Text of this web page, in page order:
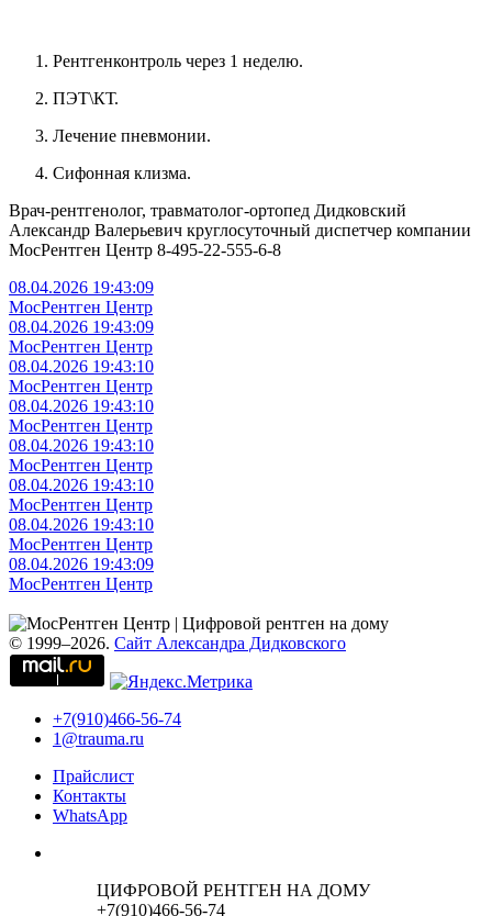
Рентгенконтроль через 1 неделю.
ПЭТ\КТ.
Лечение пневмонии.
Сифонная клизма.
Врач-рентгенолог, травматолог-ортопед Дидковский
Александр Валерьевич круглосуточный диспетчер компании
МосРентген Центр 8-495-22-555-6-8
08.04.2026 19:43:09
МосРентген Центр
08.04.2026 19:43:09
МосРентген Центр
08.04.2026 19:43:10
МосРентген Центр
08.04.2026 19:43:10
МосРентген Центр
08.04.2026 19:43:10
МосРентген Центр
08.04.2026 19:43:10
МосРентген Центр
08.04.2026 19:43:10
МосРентген Центр
08.04.2026 19:43:09
МосРентген Центр
© 1999–2026. Сайт Александра Дидковского
+7(910)466-56-74
1@trauma.ru
Прайслист
Контакты
WhatsApp
ЦИФРОВОЙ РЕНТГЕН НА ДОМУ
+7(910)466-56-74